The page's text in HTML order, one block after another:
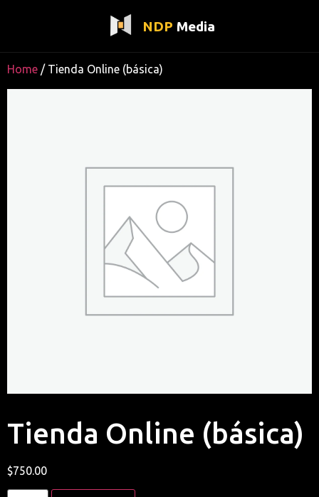
NDP Media
Home / Tienda Online (básica)
Tienda Online (básica)
$750.00